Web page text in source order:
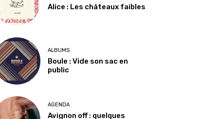
Alice : Les châteaux faibles
ALBUMS
Boule : Vide son sac en
public
AGENDA
Avignon off : quelques